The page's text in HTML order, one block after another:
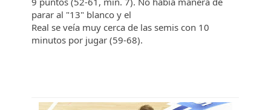
parar al "13" blanco y el
Real se veía muy cerca de las semis con 10
minutos por jugar (59-68).